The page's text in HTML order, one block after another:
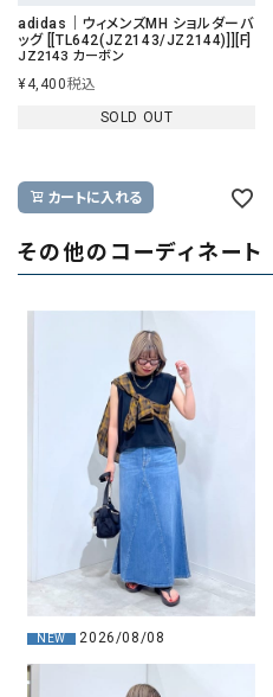
adidas｜ウィメンズMH ショルダーバ
ッグ [[TL642(JZ2143/JZ2144)]][F]
JZ2143 カーボン
¥4,400税込
SOLD OUT
カートに入れる
その他のコーディネート
NEW 2026/08/08